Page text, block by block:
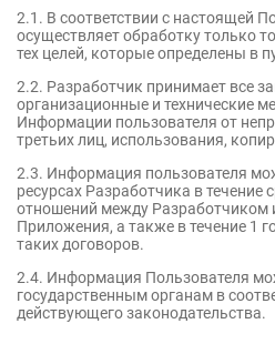
2.1. В соответствии с настоящей
осуществляет обработку только
тех целей, которые определены в
2.2. Разработчик принимает все
организационные и технические
Информации пользователя от
третьих лиц, использования,
2.3. Информация пользователя
ресурсах Разработчика в течение
отношений между Разработчиком
Приложения, а также в течение 1
таких договоров.
2.4. Информация Пользователя
государственным органам в
действующего законодательства.